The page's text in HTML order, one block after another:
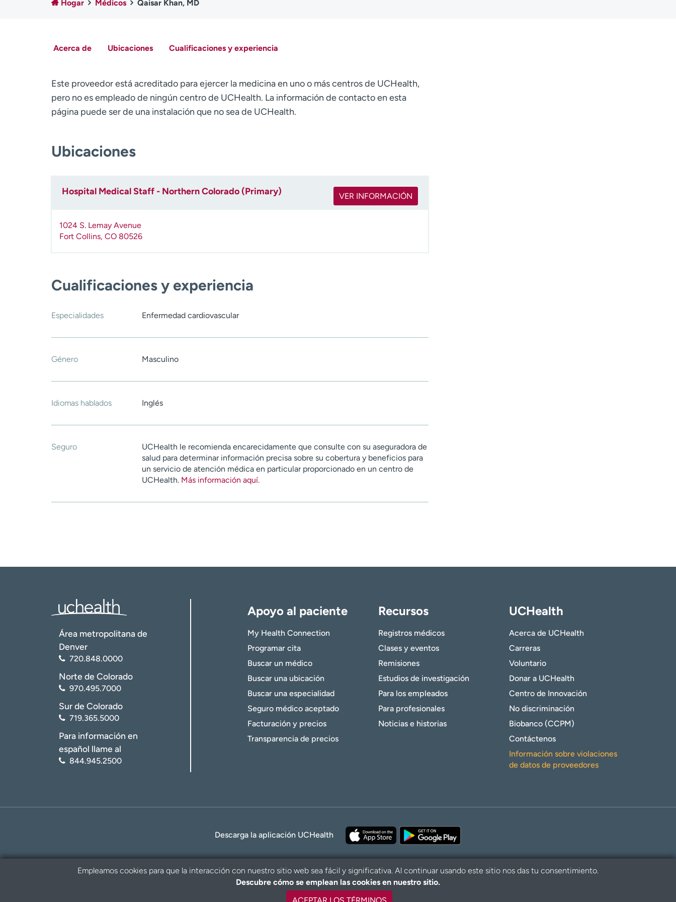
Hogar Médicos Qaisar Khan, MD
Acerca de Ubicaciones Cualificaciones y experiencia
Este proveedor está acreditado para ejercer la medicina en uno o más centros de UCHealth,
pero no es empleado de ningún centro de UCHealth. La información de contacto en esta
página puede ser de una instalación que no sea de UCHealth.
Ubicaciones
Hospital Medical Staff - Northern Colorado (Primary) VER INFORMACIÓN
1024 S. Lemay Avenue
Fort Collins, CO 80526
Cualificaciones y experiencia
Especialidades Enfermedad cardiovascular
Género Masculino
Idiomas hablados Inglés
Seguro
UCHealth le recomienda encarecidamente que consulte con su aseguradora de
salud para determinar información precisa sobre su cobertura y beneficios para
un servicio de atención médica en particular proporcionado en un centro de
UCHealth. Más información aquí.
Área metropolitana de
Denver
720.848.0000
Norte de Colorado
970.495.7000
Sur de Colorado
719.365.5000
Para información en
español llame al
844.945.2500
Apoyo al paciente
My Health Connection
Programar cita
Buscar un médico
Buscar una ubicación
Buscar una especialidad
Seguro médico aceptado
Facturación y precios
Transparencia de precios
Recursos
Registros médicos
Clases y eventos
Remisiones
Estudios de investigación
Para los empleados
Para profesionales
Noticias e historias
UCHealth
Acerca de UCHealth
Carreras
Voluntario
Donar a UCHealth
Centro de Innovación
No discriminación
Biobanco (CCPM)
Contáctenos
Información sobre violaciones
de datos de proveedores
Descarga la aplicación UCHealth
Empleamos cookies para que la interacción con nuestro sitio web sea fácil y significativa. Al continuar usando este sitio nos das tu consentimiento.
Descubre cómo se emplean las cookies en nuestro sitio.